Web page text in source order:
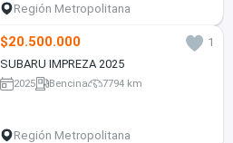
Región Metropolitana
$20.500.000
1
SUBARU IMPREZA 2025
2025 Bencina 7794 km
Región Metropolitana